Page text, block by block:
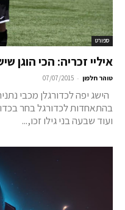
ספורט
איליי זכריה: הכי הוגן
טוהר חלפון -
07/07/2015
בהתאחדות לכדורגל בחר
ועוד שבעה בני גילו זכו,...